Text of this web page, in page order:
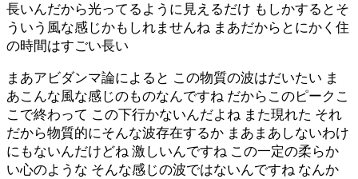
長いんだから光ってるように見えるだけ もしかするとそ
ういう風な感じかもしれませんね まあだからとにかく住
の時間はすごい長い
まあアビダンマ論によると この物質の波はだいたい ま
あこんな風な感じのものなんですね だからこのピークこ
こで終わって この下行かないんだよね また現れた それ
だから物質的にそんな波存在するか まあまあしないわけ
にもないんだけどね 激しいんですね この一定の柔らか
い心のような そんな感じの波ではないんですね なんか